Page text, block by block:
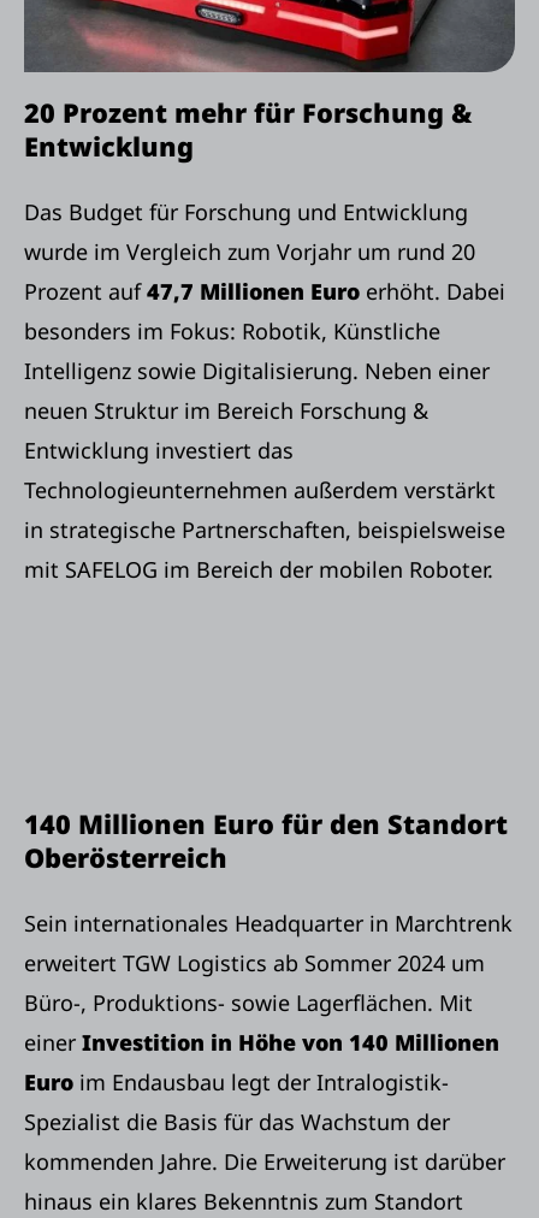
20 Prozent mehr für Forschung &
Entwicklung
Das Budget für Forschung und Entwicklung
wurde im Vergleich zum Vorjahr um rund 20
Prozent auf47,7 Millionen Euro erhöht. Dabei
besonders im Fokus: Robotik, Künstliche
Intelligenz sowie Digitalisierung. Neben einer
neuen Struktur im Bereich Forschung &
Entwicklung investiert das
Technologieunternehmen außerdem verstärkt
in strategische Partnerschaften, beispielsweise
mit SAFELOG im Bereich der mobilen Roboter.
140 Millionen Euro für den Standort
Oberösterreich
Sein internationales Headquarter in Marchtrenk
erweitert TGW Logistics ab Sommer 2024 um
Büro-, Produktions- sowie Lagerflächen. Mit
einer Investition in Höhe von 140 Millionen
Euro im Endausbau legt der Intralogistik-
Spezialist die Basis für das Wachstum der
kommenden Jahre. Die Erweiterung ist darüber
hinaus ein klares Bekenntnis zum Standort